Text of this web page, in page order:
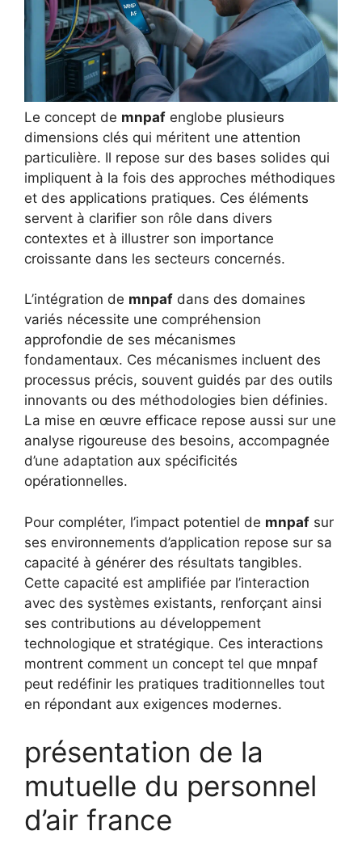
Le concept de mnpaf englobe plusieurs
dimensions clés qui méritent une attention
particulière. Il repose sur des bases solides qui
impliquent à la fois des approches méthodiques
et des applications pratiques. Ces éléments
servent à clarifier son rôle dans divers
contextes et à illustrer son importance
croissante dans les secteurs concernés.
L’intégration de mnpaf dans des domaines
variés nécessite une compréhension
approfondie de ses mécanismes
fondamentaux. Ces mécanismes incluent des
processus précis, souvent guidés par des outils
innovants ou des méthodologies bien définies.
La mise en œuvre efficace repose aussi sur une
analyse rigoureuse des besoins, accompagnée
d’une adaptation aux spécificités
opérationnelles.
Pour compléter, l’impact potentiel de mnpaf sur
ses environnements d’application repose sur sa
capacité à générer des résultats tangibles.
Cette capacité est amplifiée par l’interaction
avec des systèmes existants, renforçant ainsi
ses contributions au développement
technologique et stratégique. Ces interactions
montrent comment un concept tel que mnpaf
peut redéfinir les pratiques traditionnelles tout
en répondant aux exigences modernes.
présentation de la
mutuelle du personnel
d’air france